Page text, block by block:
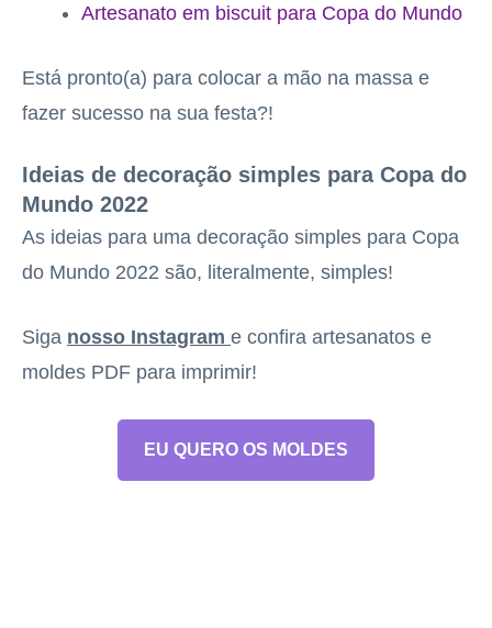
Artesanato em biscuit para Copa do Mundo
Está pronto(a) para colocar a mão na massa e
fazer sucesso na sua festa?!
Ideias de decoração simples para Copa do
Mundo 2022
As ideias para uma decoração simples para Copa
do Mundo 2022 são, literalmente, simples!
Siga nosso Instagram e confira artesanatos e
moldes PDF para imprimir!
EU QUERO OS MOLDES